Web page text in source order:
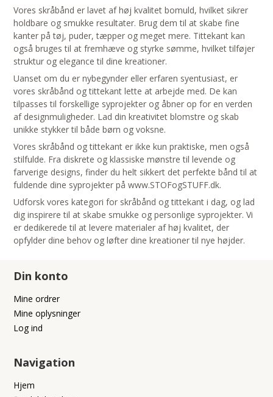
Vores skråbånd er lavet af høj kvalitet bomuld, hvilket sikrer
holdbare og smukke resultater. Brug dem til at skabe fine
kanter på tøj, puder, tæpper og meget mere. Tittekant kan
også bruges til at fremhæve og styrke sømme, hvilket tilføjer
struktur og elegance til dine kreationer.
Uanset om du er nybegynder eller erfaren syentusiast, er
vores skråbånd og tittekant lette at arbejde med. De kan
tilpasses til forskellige syprojekter og åbner op for en verden
af designmuligheder. Lad din kreativitet blomstre og skab
unikke stykker til både børn og voksne.
Vores skråbånd og tittekant er ikke kun praktiske, men også
stilfulde. Fra diskrete og klassiske mønstre til levende og
farverige designs, finder du helt sikkert det perfekte bånd til at
fuldende dine syprojekter på www.STOFogSTUFF.dk.
Udforsk vores kategori for skråbånd og tittekant i dag, og lad
dig inspirere til at skabe smukke og personlige syprojekter. Vi
er dedikerede til at levere materialer af høj kvalitet, der
opfylder dine behov og løfter dine kreationer til nye højder.
Din konto
Mine ordrer
Mine oplysninger
Log ind
Navigation
Hjem